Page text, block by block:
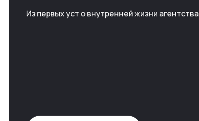
Из первых уст о внутренней жизни агентства